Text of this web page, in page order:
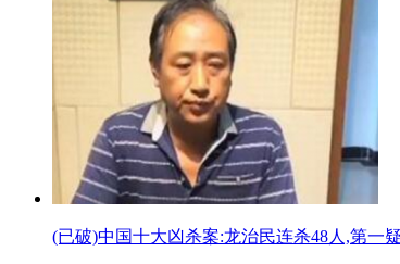
(已破)中国十大凶杀案:龙治民连杀48人,第一